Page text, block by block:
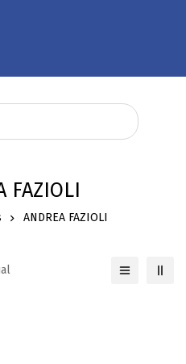
FAZIOLI
ANDREA FAZIOLI